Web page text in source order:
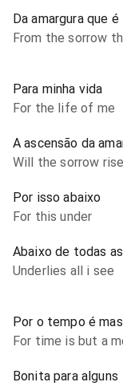
Da amargura que
From the sorrow
Para minha vida
For the life of me
A ascensão da
Will the sorrow rise
Por isso abaixo
For this under
Abaixo de todas
Underlies all i see
Por o tempo é
For time is but a
Bonita para alguns